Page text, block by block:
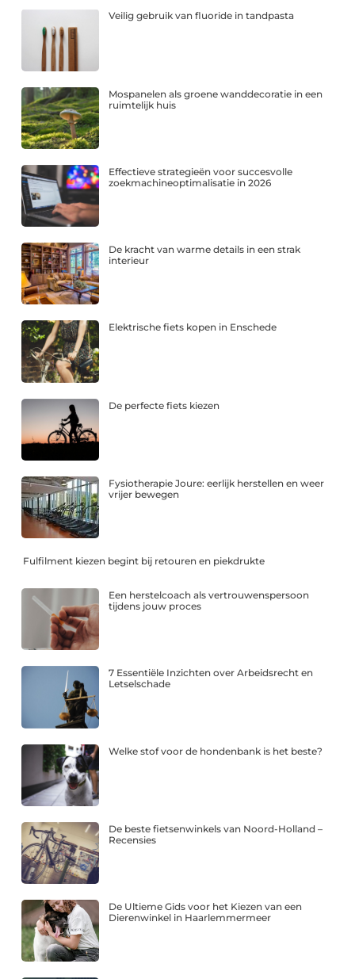
Veilig gebruik van fluoride in tandpasta
Mospanelen als groene wanddecoratie in een
ruimtelijk huis
Effectieve strategieën voor succesvolle
zoekmachineoptimalisatie in 2026
De kracht van warme details in een strak
interieur
Elektrische fiets kopen in Enschede
De perfecte fiets kiezen
Fysiotherapie Joure: eerlijk herstellen en weer
vrijer bewegen
Fulfilment kiezen begint bij retouren en piekdrukte
Een herstelcoach als vertrouwenspersoon
tijdens jouw proces
7 Essentiële Inzichten over Arbeidsrecht en
Letselschade
Welke stof voor de hondenbank is het beste?
De beste fietsenwinkels van Noord-Holland –
Recensies
De Ultieme Gids voor het Kiezen van een
Dierenwinkel in Haarlemmermeer